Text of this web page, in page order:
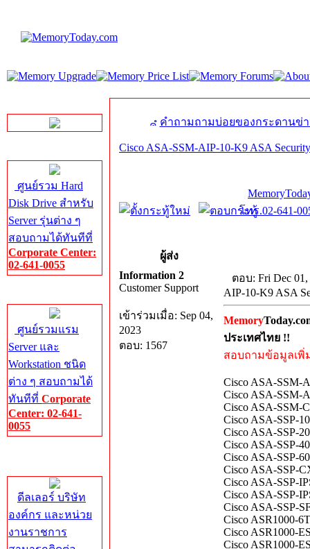
ศูนย์รวม Hard
Disk Drive สำหรับ
Server รุ่นต่าง ๆ
สอบถามได้ทันทีที่
Corporate Center:
02-641-0055
ศูนย์รวมแรม
Server และ
Workstation ชนิด
ต่าง ๆ สอบถามได้
ทันทีที่ Corporate
Center: 02-641-
0055
ดีลเลอร์ บริษัท
องค์กร และหน่วย
งานราชการ
คำถามถามบ่อยของกระดานข่
Cisco ASA-SSM-AIP-10-K9 ASA
โทร.02-641-
ผู้ส่ง
Information 2
Customer Support
เข้าร่วมเมื่อ: Sep 04,
2023
ตอบ: 1567
ตอบ: Fri Dec 01,
AIP-10-K9 ASA
Memory
ประเทศไทย !!
สอบถามข้อมูลเพิ่
Cisco ASA-SSM-
Cisco ASA-SSM-
Cisco ASA-SSM-
Cisco ASA-SSP-
Cisco ASA-SSP-
Cisco ASA-SSP-
Cisco ASA-SSP-
Cisco ASA-SSP-
Cisco ASA-SSP-
Cisco ASA-SSP-
Cisco ASA-SSP-
Cisco ASR1000-
Cisco ASR1000-
Cisco ASR1000-